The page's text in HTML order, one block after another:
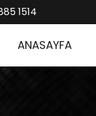
1514
ANASAYFA